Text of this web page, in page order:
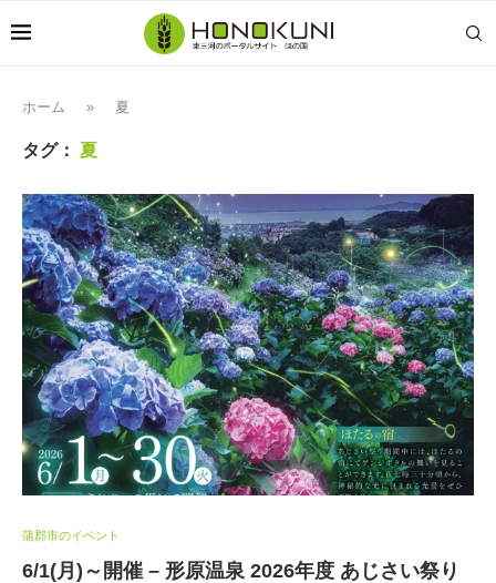
ホーム » 夏
タグ： 夏
蒲郡市のイベント
6/1(月)～開催 – 形原温泉 2026年度 あじさい祭り